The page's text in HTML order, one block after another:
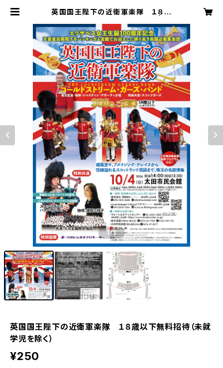
英国国王陛下の近衛軍楽隊 １８歳
ukanai
1/3
英国国王陛下の近衛軍楽隊 １８歳以下無料招待（未就
学児を除く）
¥250